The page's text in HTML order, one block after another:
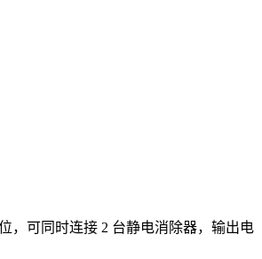
，可同时连接 2 台静电消除器，输出电